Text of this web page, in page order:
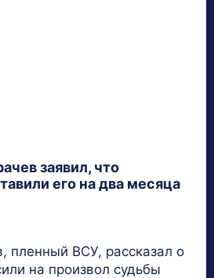
заявил, что
его на два месяца
пленный ВСУ, рассказал о
на произвол судьбы